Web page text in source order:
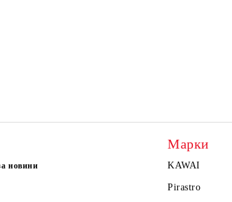
новини
Марки
KAWAI
Pirastro